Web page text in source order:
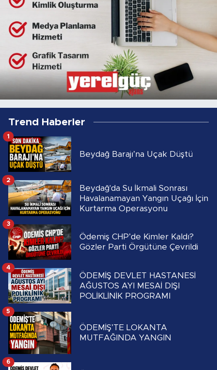
Trend Haberler
Beydağ Barajı’na Uçak Düştü
1
Beydağ'da Su İkmali Sonrası
Havalanamayan Yangın Uçağı İçin
Kurtarma Operasyonu
2
Ödemiş CHP’de Kimler Kaldı?
Gözler Parti Örgütüne Çevrildi
3
ÖDEMİŞ DEVLET HASTANESİ
AĞUSTOS AYI MESAİ DIŞI
POLİKLİNİK PROGRAMI
4
ÖDEMİŞ’TE LOKANTA
MUTFAĞINDA YANGIN
5
6